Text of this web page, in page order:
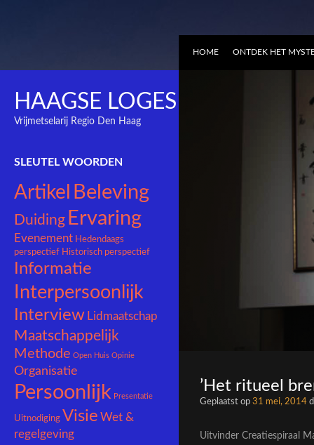
HOME ONTDEK HET
HAAGSE LOGES
Vrijmetselarij Regio Den Haag
SLEUTEL WOORDEN
Artikel Beleving
Duiding Ervaring
Evenement Hedendaags
perspectief Historisch perspectief
Informatie
Interpersoonlijk
Interview Lidmaatschap
Maatschappelijk
Methode Open Huis Opinie
Organisatie
Persoonlijk Presentatie
Uitnodiging Visie Wet &
regelgeving
’Het ritueel
Geplaatst op 31 mei, 2014
Uitvinder Creatiespiraal